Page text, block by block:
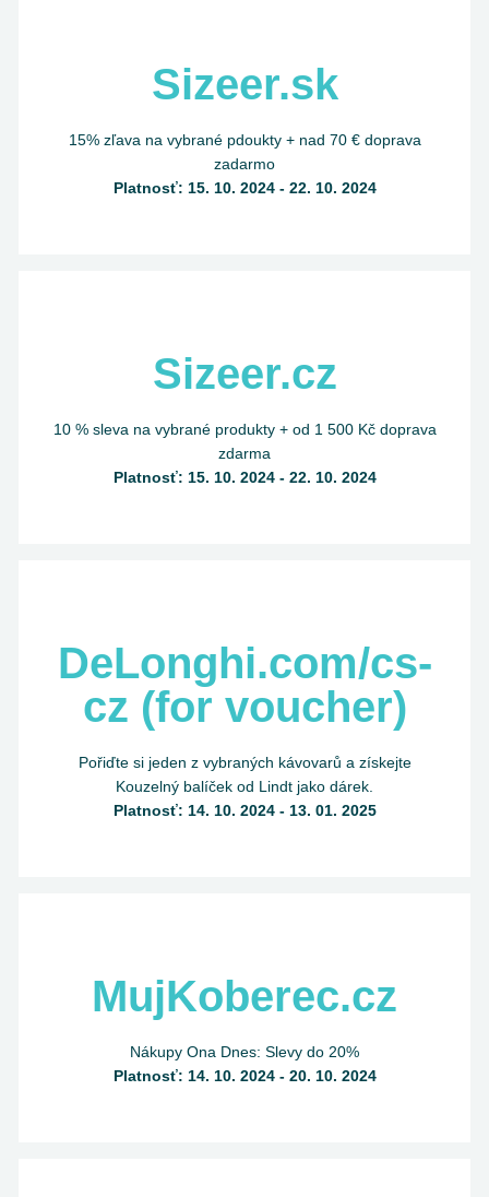
Sizeer.sk
15% zľava na vybrané pdoukty + nad 70 € doprava
zadarmo
Platnosť: 15. 10. 2024 - 22. 10. 2024
Sizeer.cz
10 % sleva na vybrané produkty + od 1 500 Kč doprava
zdarma
Platnosť: 15. 10. 2024 - 22. 10. 2024
DeLonghi.com/cs-
cz (for voucher)
Pořiďte si jeden z vybraných kávovarů a získejte
Kouzelný balíček od Lindt jako dárek.
Platnosť: 14. 10. 2024 - 13. 01. 2025
MujKoberec.cz
Nákupy Ona Dnes: Slevy do 20%
Platnosť: 14. 10. 2024 - 20. 10. 2024